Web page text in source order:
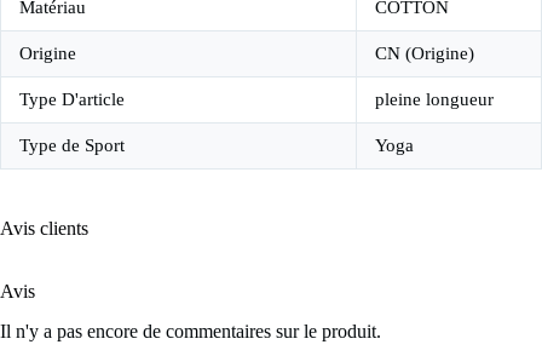
Matériau COTTON
Origine CN (Origine)
Type D'article pleine longueur
Type de Sport Yoga
Avis clients
Avis
Il n'y a pas encore de commentaires sur le produit.